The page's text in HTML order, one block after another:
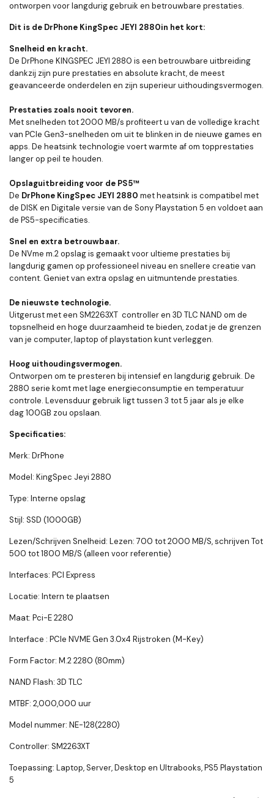
ontworpen voor langdurig gebruik en betrouwbare prestaties.
Dit is de DrPhone KingSpec JEYI 2880in het kort:
Snelheid en kracht.
De DrPhone KINGSPEC JEYI 2880 is een betrouwbare uitbreiding
dankzij zijn pure prestaties en absolute kracht, de meest
geavanceerde onderdelen en zijn superieur uithoudingsvermogen.
Prestaties zoals nooit tevoren.
Met snelheden tot 2000 MB/s profiteert u van de volledige kracht
van PCIe Gen3-snelheden om uit te blinken in de nieuwe games en
apps. De heatsink technologie voert warmte af om topprestaties
langer op peil te houden.
Opslaguitbreiding voor de PS5™
De DrPhone KingSpec JEYI 2880 met heatsink is compatibel met
de DISK en Digitale versie van de Sony Playstation 5 en voldoet aan
de PS5-specificaties.
Snel en extra betrouwbaar.
De NVme m.2 opslag is gemaakt voor ultieme prestaties bij
langdurig gamen op professioneel niveau en snellere creatie van
content. Geniet van extra opslag en uitmuntende prestaties.
De nieuwste technologie.
Uitgerust met een SM2263XT controller en 3D TLC NAND om de
topsnelheid en hoge duurzaamheid te bieden, zodat je de grenzen
van je computer, laptop of playstation kunt verleggen.
Hoog uithoudingsvermogen.
Ontworpen om te presteren bij intensief en langdurig gebruik. De
2880 serie komt met lage energieconsumptie en temperatuur
controle. Levensduur gebruik ligt tussen 3 tot 5 jaar als je elke
dag 100GB zou opslaan.
Specificaties:
Merk: DrPhone
Model: KingSpec Jeyi 2880
Type: Interne opslag
Stijl: SSD (1000GB)
Lezen/Schrijven Snelheid: Lezen: 700 tot 2000 MB/S, schrijven Tot
500 tot 1800 MB/S (alleen voor referentie)
Interfaces: PCI Express
Locatie: Intern te plaatsen
Maat: Pci-E 2280
Interface : PCIe NVME Gen 3.0x4 Rijstroken (M-Key)
Form Factor: M.2 2280 (80mm)
NAND Flash: 3D TLC
MTBF: 2,000,000 uur
Model nummer: NE-128(2280)
Controller: SM2263XT
Toepassing: Laptop, Server, Desktop en Ultrabooks, PS5 Playstation
5